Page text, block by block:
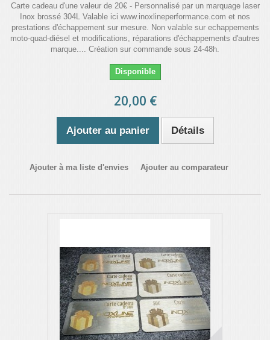
Carte cadeau d'une valeur de 20€ - Personnalisé par un marquage laser
Inox brossé 304L Valable ici www.inoxlineperformance.com et nos
prestations d'échappement sur mesure. Non valable sur echappements
moto-quad-diésel et modifications, réparations d'échappements d'autres
marque.... Création sur commande sous 24-48h.
Disponible
20,00 €
Ajouter au panier Détails
Ajouter à ma liste d'envies Ajouter au comparateur